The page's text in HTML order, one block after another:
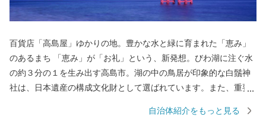
百貨店「高島屋」ゆかりの地。豊かな水と緑に育まれた「恵み」
のあるまち 「恵み」が「お礼」という、新発想。びわ湖に注ぐ水
の約３分の１を生み出す高島市。湖の中の鳥居が印象的な白鬚神
社は、日本遺産の構成文化財として選ばれています。また、重要
百選に１５ヶ所が選ばれるなど、豊かな水と自然あふれるまちで
自治体紹介をもっと見る